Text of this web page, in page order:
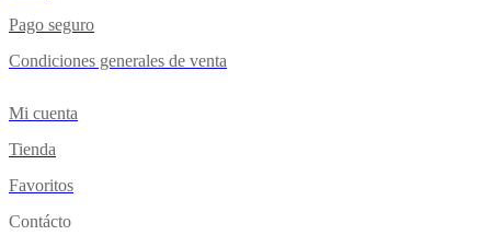
Pago seguro
Condiciones generales de venta
Mi cuenta
Tienda
Favoritos
Contácto